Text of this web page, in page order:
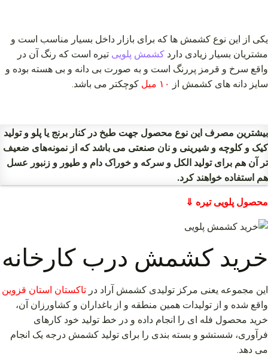
یکی از این نوع کشمش ها که برای بازار داخل بسیار مناسب است و
مشتریان بسیار زیادی دارد کشمش پلویی تیره است که رنگ آن در
واقع سرخ و قرمز پررنگ است و به صورت بی دانه و بی هسته بوده و
سایز دانه های کشمش از ۱۰ میل کوچکتر می باشد.
بیشترین مصرف این نوع محصول جهت طبخ در کنار برنج یا پلو و تولید
کیک و کلوچه و شیرینی و نان صنعتی می باشد که از نمونه‌های ضعیف
تر آن هم برای تولید الکل و سرکه و خوراک دام و طیور و زنبور عسل
هم استفاده خواهند کرد.
محصول پلویی تیره ⇓
خرید کشمش درب کارخانه
این مجموعه یعنی مرکز تولیدی کشمش آراد در تاکستان استان قزوین
واقع شده و از تولیدات همین منطقه و از باغداران و کشاورزان آن،
خرید محصول فله ای را انجام داده و در خط تولید خود کارهای
فرآوری، شستشو و بسته بندی را برای تولید کشمش درجه یک انجام
می دهد.